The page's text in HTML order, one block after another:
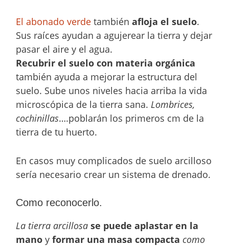
El abonado verde también afloja el suelo.
Sus raíces ayudan a agujerear la tierra y dejar
pasar el aire y el agua.
Recubrir el suelo con materia orgánica
también ayuda a mejorar la estructura del
suelo. Sube unos niveles hacia arriba la vida
microscópica de la tierra sana. Lombrices,
cochinillas….poblarán los primeros cm de la
tierra de tu huerto.
En casos muy complicados de suelo arcilloso
sería necesario crear un sistema de drenado.
Como reconocerlo.
La tierra arcillosa se puede aplastar en la
mano yformar una masa compacta como